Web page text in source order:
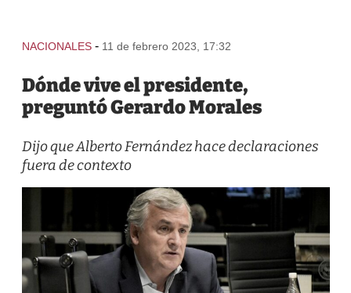
NACIONALES - 11 de febrero 2023, 17:32
Dónde vive el presidente,
preguntó Gerardo Morales
Dijo que Alberto Fernández hace declaraciones
fuera de contexto